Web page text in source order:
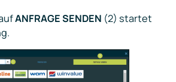
ANFRAGE SENDEN (2) startet